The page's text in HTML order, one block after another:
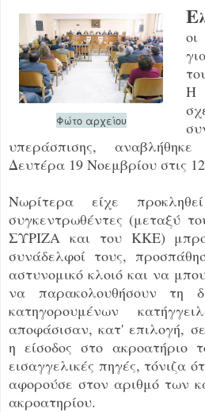
Φώτο αρχείου
Ε
οι
Η
υπεράσπισης,
Δευτέρα 19 Νοεμβρίου στις
Νωρίτερα είχε
συγκεντρωθέντες (μεταξύ
ΣΥΡΙΖΑ και του ΚΚΕ)
συνάδελφοί τους,
αστυνομικό κλοιό και να
να παρακολουθήσουν τη
κατηγορουμένων
αποφάσισαν, κατ' επιλογή,
η είσοδος στο
εισαγγελικές πηγές, τόνιζα
αφορούσε στον αριθμό των
ακροατηρίου.